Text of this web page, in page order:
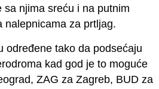
sa njima sreću i na putnim
nalepnicama za prtljag.
određene tako da podsećaju
kad god je to moguće
ZAG za Zagreb, BUD za